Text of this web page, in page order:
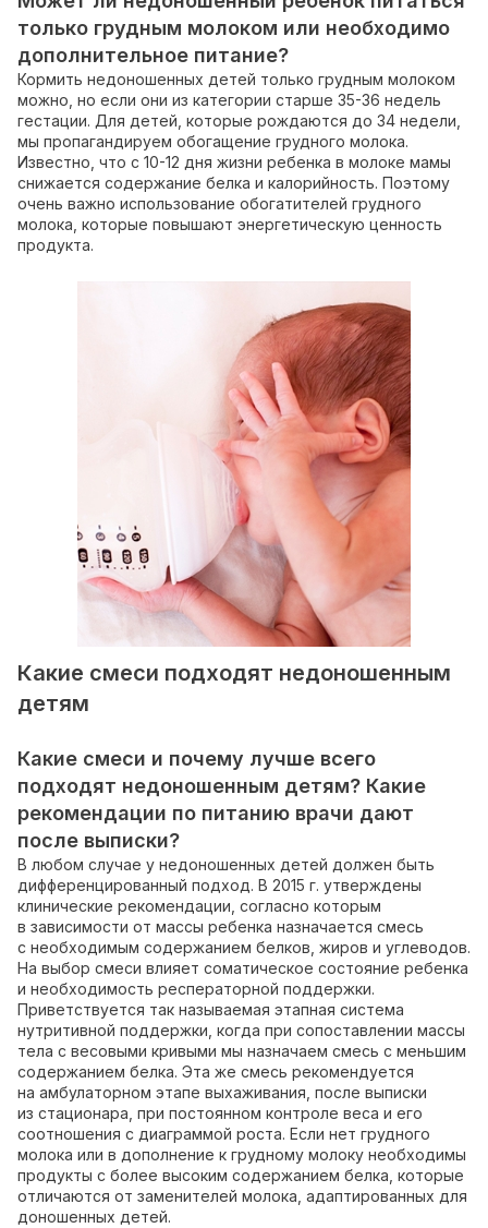
только грудным молоком или необходимо
дополнительное питание?
Кормить недоношенных детей только грудным молоком
можно, но если они из категории старше 35-36 недель
гестации. Для детей, которые рождаются до 34 недели,
мы пропагандируем обогащение грудного молока.
Известно, что с 10-12 дня жизни ребенка в молоке мамы
снижается содержание белка и калорийность. Поэтому
очень важно использование обогатителей грудного
молока, которые повышают энергетическую ценность
продукта.
Какие смеси подходят недоношенным
детям
Какие смеси и почему лучше всего
подходят недоношенным детям? Какие
рекомендации по питанию врачи дают
после выписки?
В любом случае у недоношенных детей должен быть
дифференцированный подход. В 2015 г. утверждены
клинические рекомендации, согласно которым
в зависимости от массы ребенка назначается смесь
с необходимым содержанием белков, жиров и углеводов.
На выбор смеси влияет соматическое состояние ребенка
и необходимость респераторной поддержки.
Приветствуется так называемая этапная система
нутритивной поддержки, когда при сопоставлении массы
тела с весовыми кривыми мы назначаем смесь с меньшим
содержанием белка. Эта же смесь рекомендуется
на амбулаторном этапе выхаживания, после выписки
из стационара, при постоянном контроле веса и его
соотношения с диаграммой роста. Если нет грудного
молока или в дополнение к грудному молоку необходимы
продукты с более высоким содержанием белка, которые
отличаются от заменителей молока, адаптированных для
доношенных детей.